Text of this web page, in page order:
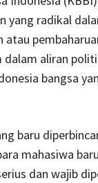
yang radikal
aliran
bangsa
baru
mahasiwa
dan wajib